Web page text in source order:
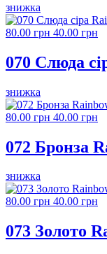
знижка
80.00 грн 40.00 грн
070 Слюда
знижка
80.00 грн 40.00 грн
072 Бронза
знижка
80.00 грн 40.00 грн
073 Золото